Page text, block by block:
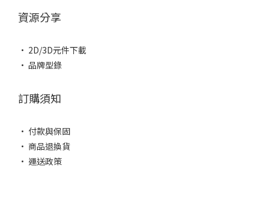
資源分享
• 2D/3D元件下載
• 品牌型錄
訂購須知
• 付款與保固
• 商品退換貨
• 運送政策